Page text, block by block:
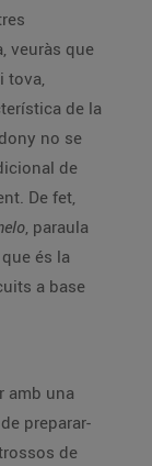
veuràs que
tova,
de la
no se
de
De fet,
, paraula
que és la
a base
amb una
preparar-
de